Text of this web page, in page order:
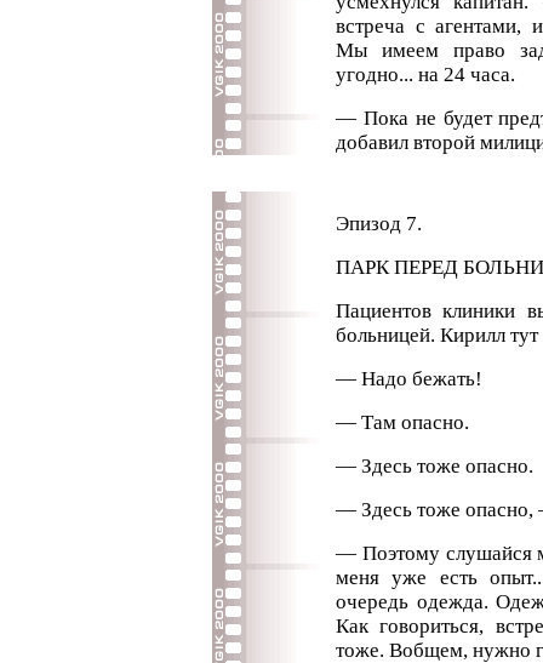
встреча с агентами,
Мы имеем право
угодно... на 24 часа.
— Пока не будет
добавил второй
Эпизод 7.
ПАРК ПЕРЕД
Пациентов клиники
больницей. Кирилл
— Надо бежать!
— Там опасно.
— Здесь тоже опасно.
— Здесь тоже опасно,
— Поэтому слушайся
меня уже есть
очередь одежда.
Как говориться,
тоже. Вобщем, нужно